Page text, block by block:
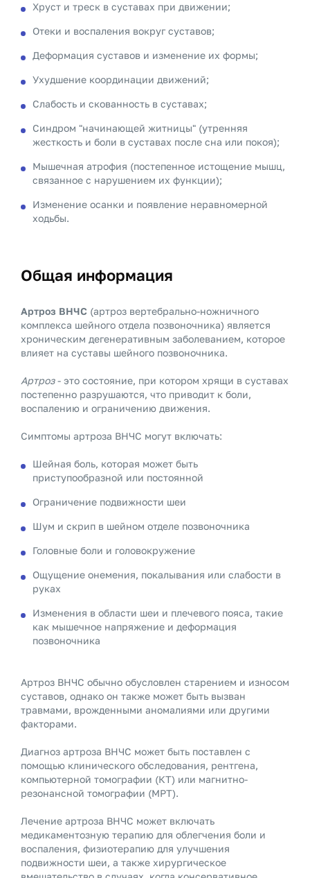
Хруст и треск в суставах при движении;
Отеки и воспаления вокруг суставов;
Деформация суставов и изменение их формы;
Ухудшение координации движений;
Слабость и скованность в суставах;
Синдром "начинающей житницы" (утренняя
жесткость и боли в суставах после сна или покоя);
Мышечная атрофия (постепенное истощение мышц,
связанное с нарушением их функции);
Изменение осанки и появление неравномерной
ходьбы.
Общая информация
Артроз ВНЧС (артроз вертебрально-ножничного
комплекса шейного отдела позвоночника) является
хроническим дегенеративным заболеванием, которое
влияет на суставы шейного позвоночника.
Артроз- это состояние, при котором хрящи в суставах
постепенно разрушаются, что приводит к боли,
воспалению и ограничению движения.
Симптомы артроза ВНЧС могут включать:
Шейная боль, которая может быть
приступообразной или постоянной
Ограничение подвижности шеи
Шум и скрип в шейном отделе позвоночника
Головные боли и головокружение
Ощущение онемения, покалывания или слабости в
руках
Изменения в области шеи и плечевого пояса, такие
как мышечное напряжение и деформация
позвоночника
Артроз ВНЧС обычно обусловлен старением и износом
суставов, однако он также может быть вызван
травмами, врожденными аномалиями или другими
факторами.
Диагноз артроза ВНЧС может быть поставлен с
помощью клинического обследования, рентгена,
компьютерной томографии (КТ) или магнитно-
резонансной томографии (МРТ).
Лечение артроза ВНЧС может включать
медикаментозную терапию для облегчения боли и
воспаления, физиотерапию для улучшения
подвижности шеи, а также хирургическое